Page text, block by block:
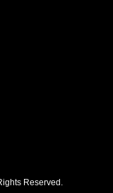
Reserved.